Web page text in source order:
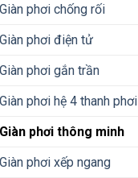
Giàn phơi chống rối
Giàn phơi điện tử
Giàn phơi gắn trần
Giàn phơi hệ 4 thanh phơi
Giàn phơi thông minh
Giàn phơi xếp ngang